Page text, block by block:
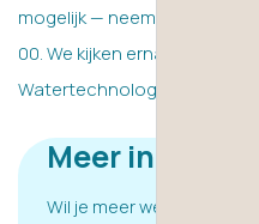
mogelijk — neem contact
00 . We kijken ernaar uit jou
Watertechnology!
Meer
Wil je meer weten over